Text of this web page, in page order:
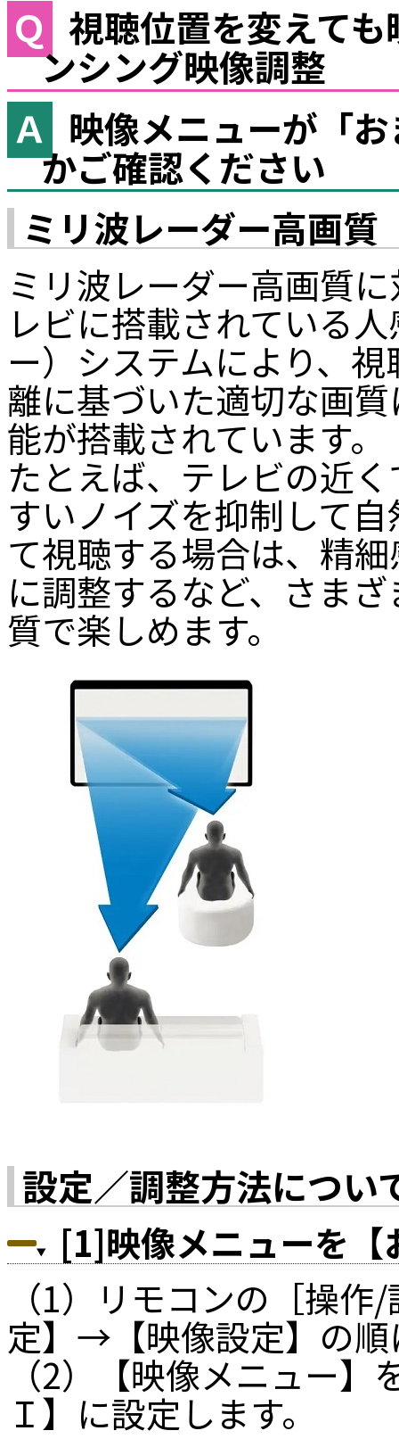
視聴位置を変えて
ンシング映像調整
映像メニューが「
かご確認ください
ミリ波レーダー高画質
ミリ波レーダー高画質
レビに搭載されている
ー）システムにより、
離に基づいた適切な画
能が搭載されています。
たとえば、テレビの近
すいノイズを抑制して
て視聴する場合は、精
に調整するなど、さま
質で楽しめます。
設定／調整方法につい
[1]映像メニューを【
（1）リモコンの［操
定】→【映像設定】の順
（2）【映像メニュー
Ｉ】に設定します。